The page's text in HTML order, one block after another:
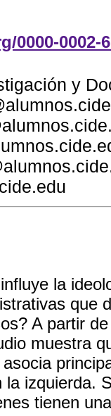
0000-0002-
y
la
que
A partir
muestra
la izquierda.
tienen